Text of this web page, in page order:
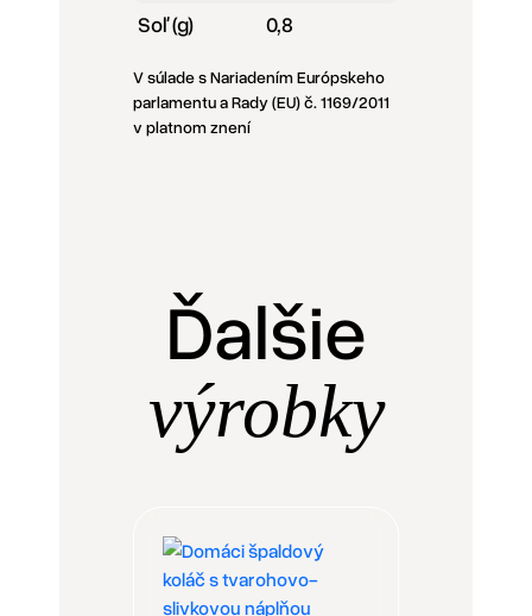
Soľ (g) 0,8
V súlade s Nariadením Európskeho
parlamentu a Rady (EU) č. 1169/2011
v platnom znení
Ďalšie
výrobky